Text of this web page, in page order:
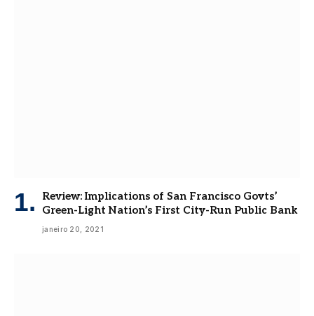
Review: Implications of San Francisco Govts’
Green-Light Nation’s First City-Run Public Bank
janeiro 20, 2021